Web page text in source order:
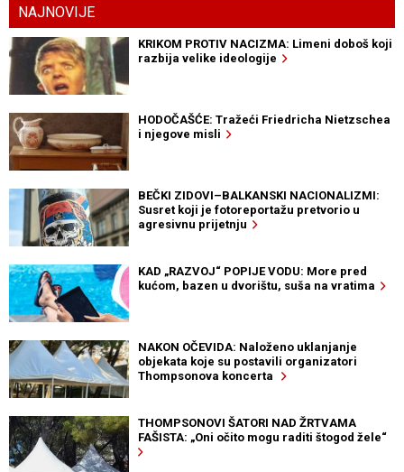
NAJNOVIJE
KRIKOM PROTIV NACIZMA: Limeni doboš koji
razbija velike ideologije
HODOČAŠĆE: Tražeći Friedricha Nietzschea
i njegove misli
BEČKI ZIDOVI–BALKANSKI NACIONALIZMI:
Susret koji je fotoreportažu pretvorio u
agresivnu prijetnju
KAD „RAZVOJ“ POPIJE VODU: More pred
kućom, bazen u dvorištu, suša na vratima
NAKON OČEVIDA: Naloženo uklanjanje
objekata koje su postavili organizatori
Thompsonova koncerta
THOMPSONOVI ŠATORI NAD ŽRTVAMA
FAŠISTA: „Oni očito mogu raditi štogod žele“